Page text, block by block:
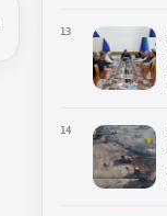
13
14